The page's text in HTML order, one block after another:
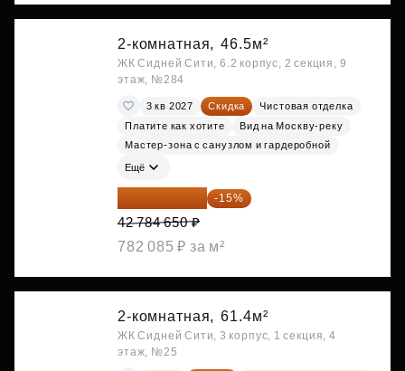
2-комнатная, 46.5м²
ЖК Сидней Сити, 6.2 корпус, 2 секция, 9
этаж, №284
3 кв 2027 Скидка
Чистовая отделка
Платите как хотите
Вид на Москву-реку
Мастер-зона с санузлом и гардеробной
Ещё
36 366 953 ₽ -15%
42 784 650 ₽
782 085 ₽ за м²
2-комнатная, 61.4м²
ЖК Сидней Сити, 3 корпус, 1 секция, 4
этаж, №25